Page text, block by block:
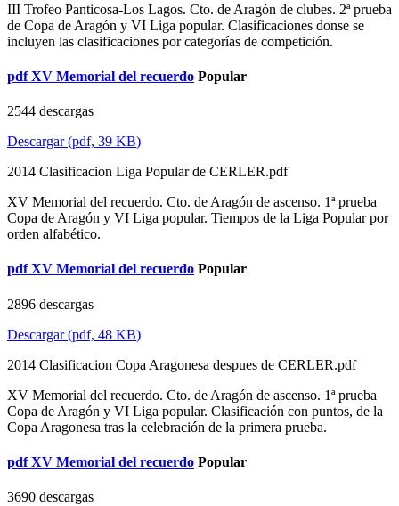
III Trofeo Panticosa-Los Lagos. Cto. de Aragón de clubes. 2ª prueba
de Copa de Aragón y VI Liga popular. Clasificaciones donse se
incluyen las clasificaciones por categorías de competición.
pdf XV Memorial del recuerdo Popular
2544 descargas
Descargar(pdf, 39 KB)
2014 Clasificacion Liga Popular de CERLER.pdf
XV Memorial del recuerdo. Cto. de Aragón de ascenso. 1ª prueba
Copa de Aragón y VI Liga popular. Tiempos de la Liga Popular por
orden alfabético.
pdf XV Memorial del recuerdo Popular
2896 descargas
Descargar(pdf, 48 KB)
2014 Clasificacion Copa Aragonesa despues de CERLER.pdf
XV Memorial del recuerdo. Cto. de Aragón de ascenso. 1ª prueba
Copa de Aragón y VI Liga popular. Clasificación con puntos, de la
Copa Aragonesa tras la celebración de la primera prueba.
pdf XV Memorial del recuerdo Popular
3690 descargas